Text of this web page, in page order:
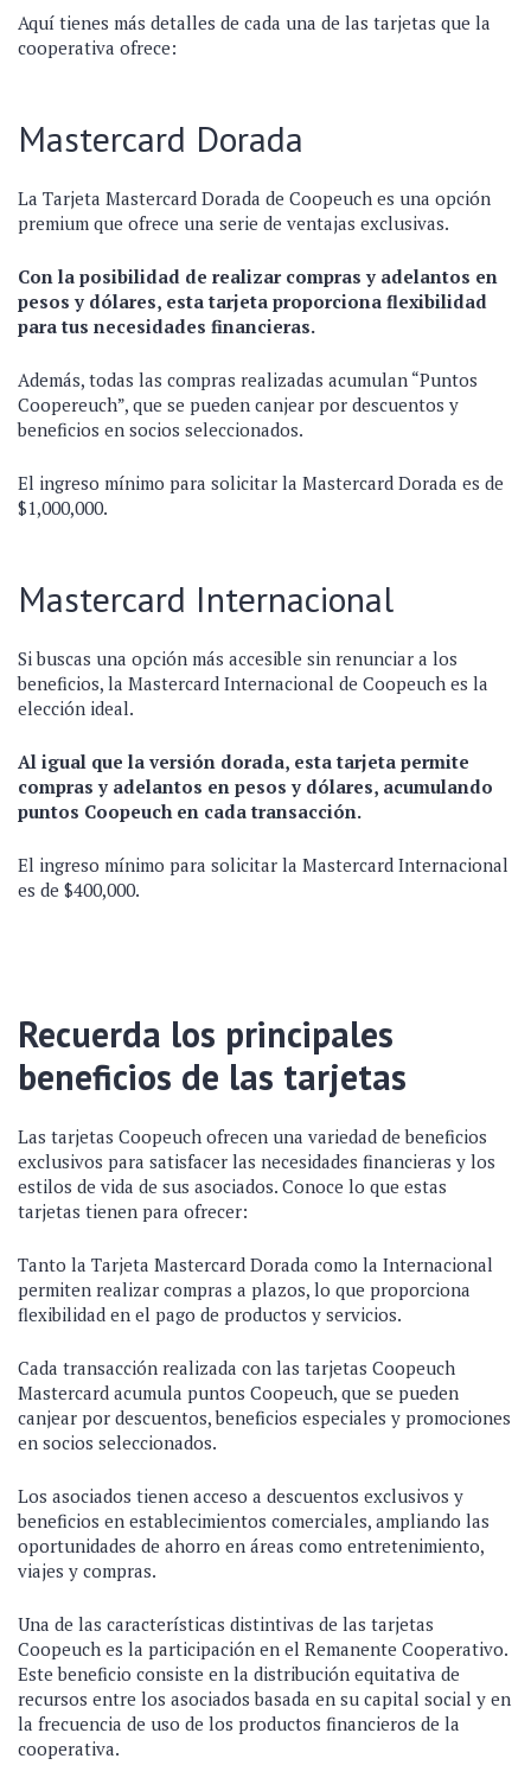
Aquí tienes más detalles de cada una de las tarjetas que la
cooperativa ofrece:
Mastercard Dorada
La Tarjeta Mastercard Dorada de Coopeuch es una opción
premium que ofrece una serie de ventajas exclusivas.
Con la posibilidad de realizar compras y adelantos en
pesos y dólares, esta tarjeta proporciona flexibilidad
para tus necesidades financieras.
Además, todas las compras realizadas acumulan “Puntos
Coopereuch”, que se pueden canjear por descuentos y
beneficios en socios seleccionados.
El ingreso mínimo para solicitar la Mastercard Dorada es de
$1,000,000.
Mastercard Internacional
Si buscas una opción más accesible sin renunciar a los
beneficios, la Mastercard Internacional de Coopeuch es la
elección ideal.
Al igual que la versión dorada, esta tarjeta permite
compras y adelantos en pesos y dólares, acumulando
puntos Coopeuch en cada transacción.
El ingreso mínimo para solicitar la Mastercard Internacional
es de $400,000.
Recuerda los principales
beneficios de las tarjetas
Las tarjetas Coopeuch ofrecen una variedad de beneficios
exclusivos para satisfacer las necesidades financieras y los
estilos de vida de sus asociados. Conoce lo que estas
tarjetas tienen para ofrecer:
Tanto la Tarjeta Mastercard Dorada como la Internacional
permiten realizar compras a plazos, lo que proporciona
flexibilidad en el pago de productos y servicios.
Cada transacción realizada con las tarjetas Coopeuch
Mastercard acumula puntos Coopeuch, que se pueden
canjear por descuentos, beneficios especiales y promociones
en socios seleccionados.
Los asociados tienen acceso a descuentos exclusivos y
beneficios en establecimientos comerciales, ampliando las
oportunidades de ahorro en áreas como entretenimiento,
viajes y compras.
Una de las características distintivas de las tarjetas
Coopeuch es la participación en el Remanente Cooperativo.
Este beneficio consiste en la distribución equitativa de
recursos entre los asociados basada en su capital social y en
la frecuencia de uso de los productos financieros de la
cooperativa.